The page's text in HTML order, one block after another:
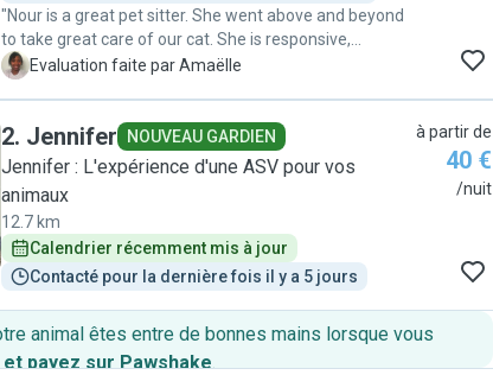
"Nour is a great pet sitter. She went above and beyond
to take great care of our cat. She is responsive,
responsible and clearly cares about animals. We highly
A Evaluation faite par Amaëlle
2. Jennifer NOUVEAU GARDIEN
Jennifer : L'expérience d'une ASV pour vos
animaux
12.7 km
Calendrier récemment mis à jour
Contacté pour la dernière fois il y a 5 jours
à partir de
40 €
/nuit
animal êtes entre de bonnes mains lorsque vous
payez sur Pawshake.